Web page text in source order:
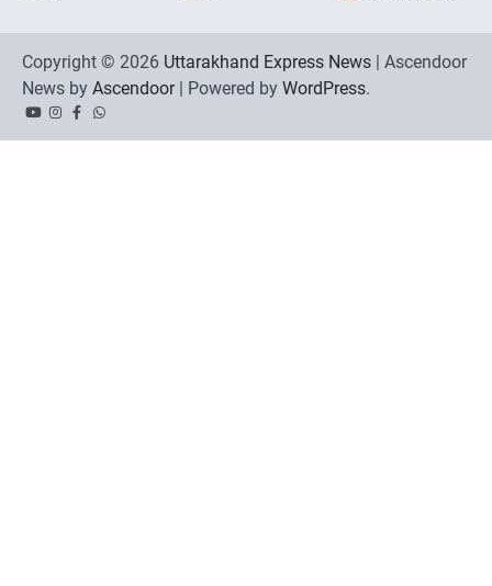
Copyright © 2026 Uttarakhand Express News | Ascendoor
News by Ascendoor| Powered by WordPress.
YouTubeInstagram
Facebook
Whatsapp